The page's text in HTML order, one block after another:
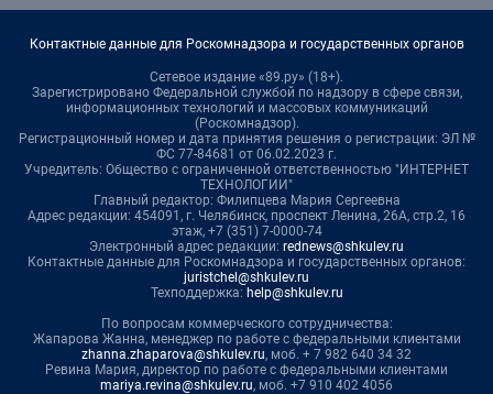
Контактные данные для Роскомнадзора и государственных органов
Сетевое издание «89.ру» (18+).
Зарегистрировано Федеральной службой по надзору в сфере связи,
информационных технологий и массовых коммуникаций
(Роскомнадзор).
Регистрационный номер и дата принятия решения о регистрации: ЭЛ №
ФС 77-84681 от 06.02.2023 г.
Учредитель: Общество с ограниченной ответственностью "ИНТЕРНЕТ
ТЕХНОЛОГИИ"
Главный редактор: Филипцева Мария Сергеевна
Адрес редакции: 454091, г. Челябинск, проспект Ленина, 26А, стр.2, 16
этаж, +7 (351) 7-0000-74
Электронный адрес редакции: rednews@shkulev.ru
Контактные данные для Роскомнадзора и государственных органов:
juristchel@shkulev.ru
Техподдержка: help@shkulev.ru
По вопросам коммерческого сотрудничества:
Жапарова Жанна, менеджер по работе с федеральными клиентами
zhanna.zhaparova@shkulev.ru, моб. + 7 982 640 34 32
Ревина Мария, директор по работе с федеральными клиентами
mariya.revina@shkulev.ru, моб. +7 910 402 4056